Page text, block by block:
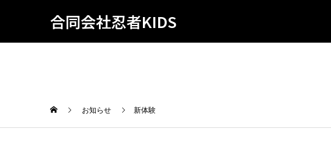
合同会社忍者KIDS
お知らせ 新体験